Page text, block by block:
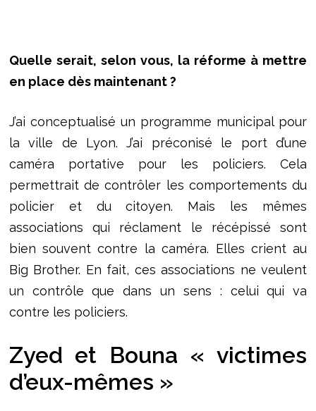
Quelle serait, selon vous, la réforme à mettre
en place dès maintenant ?
J’ai conceptualisé un programme municipal pour
la ville de Lyon. J’ai préconisé le port d’une
caméra portative pour les policiers. Cela
permettrait de contrôler les comportements du
policier et du citoyen. Mais les mêmes
associations qui réclament le récépissé sont
bien souvent contre la caméra. Elles crient au
Big Brother. En fait, ces associations ne veulent
un contrôle que dans un sens : celui qui va
contre les policiers.
Zyed et Bouna « victimes
d’eux-mêmes »